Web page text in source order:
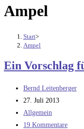
Ampel
Start>
Ampel
Ein Vorschlag
Beitrags-
Autor:
Bernd Leitenberger
Beitrag
veröffentlicht:
27. Juli 2013
Beitrags-
Kategorie:
Allgemein
Beitrags-
19 Kommentare